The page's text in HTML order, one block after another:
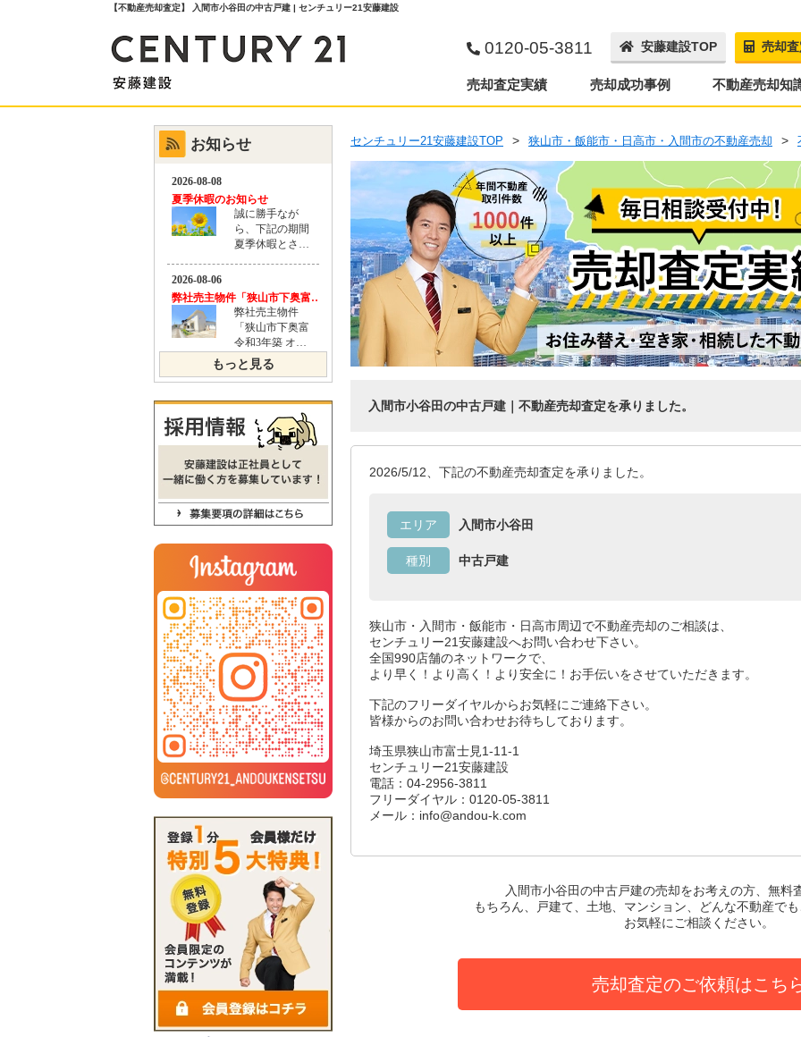
【不動産売却査定】 入間市小谷田の中古戸建 | センチュリー21安藤建設
0120-05-3811 安藤建設TOP 売却
売却査定実績 売却成功事例 不動産売却知
センチュリー21安藤建設TOP 狭山市・飯能市・日高市・入間市の不動産売却
入間市小谷田の中古戸建｜不動産売却査定を承りました。
2026/5/12、下記の不動産売却査定を承りました。
エリア 入間市小谷田
種別 中古戸建
狭山市・入間市・飯能市・日高市周辺で不動産売却のご相談は、
センチュリー21安藤建設へお問い合わせ下さい。
全国990店舗のネットワークで、
より早く！より高く！より安全に！お手伝いをさせていただきます。
下記のフリーダイヤルからお気軽にご連絡下さい。
皆様からのお問い合わせお待ちしております。
埼玉県狭山市富士見1-11-1
センチュリー21安藤建設
電話：04-2956-3811
フリーダイヤル：0120-05-3811
メール：info@andou-k.com
入間市小谷田の中古戸建の売却をお考えの方、無料
もちろん、戸建て、土地、マンション、どんな不動産で
お気軽にご相談ください。
売却査定のご依頼はこち
お知らせ
もっと見る